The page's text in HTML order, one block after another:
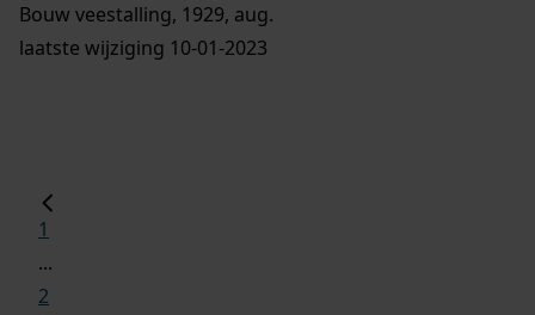
Bouw veestalling, 1929, aug.
laatste wijziging 10-01-2023
1
...
2